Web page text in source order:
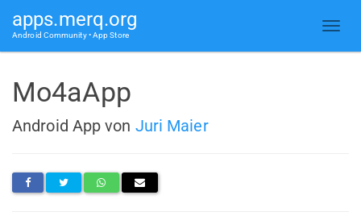
apps.merq.org
Android Community • App Store
Mo4aApp
Android App von Juri Maier